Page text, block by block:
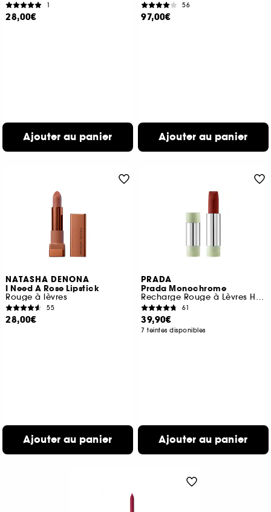
1
28,00€
Ajouter au panier
56
97,00€
Ajouter au panier
NATASHA DENONA
I Need A Rose Lipstick
Rouge à lèvres
55
28,00€
Ajouter au panier
PRADA
Prada Monochrome
Recharge Rouge à Lèvres Hyper Matte Confort et Longue Tenue
61
39,90€
7 teintes disponibles
Ajouter au panier